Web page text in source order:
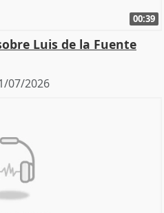
00:39
Luis de la Fuente
07/2026